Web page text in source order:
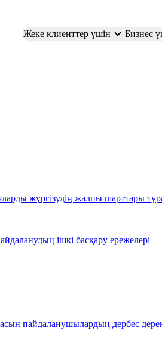
Жеке клиенттер үшін Бизнес
жүргізудің жалпы шарттары
ішкі басқару ережелері
пайдаланушылардың дербес